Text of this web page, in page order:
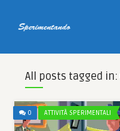
All posts tagged in:
0 ATTIVITÀ SPERIMENTALI